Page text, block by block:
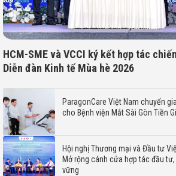
HCM-SME và VCCI ký kết hợp tác
Diễn đàn Kinh tế Mùa hè 2026
ParagonCare Việt Nam chuyển
cho Bệnh viện Mắt Sài Gòn Tiền
Hội nghị Thương mại và Đầu tư
Mở rộng cánh cửa hợp tác đầu
vững